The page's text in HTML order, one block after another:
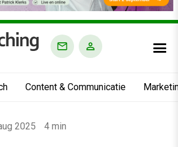
Content & Communicatie
2025
4 min